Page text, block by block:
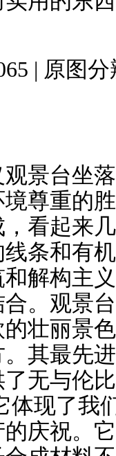
| 原图
景台坐
尊重的
看起来
条和有
解构主
。观景
壮丽景
其最先
无与伦
体现了我
庆祝。